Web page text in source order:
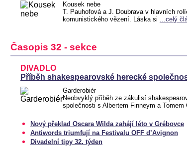
Kousek nebe
T. Pauhofová a J. Doubrava v hlavních
komunistického vězení. Láska si ...celý
Časopis 32 - sekce
DIVADLO
Příběh shakespearovské herecké
Garderobiér
Neobvyklý příběh ze zákulisí
společnosti s Albertem Finneym a Tomem
Nový překlad Oscara Wilda zahájí léto v Grébovce
Antiwords triumfují na Festivalu OFF d’Avignon
Divadelní tipy 32. týden